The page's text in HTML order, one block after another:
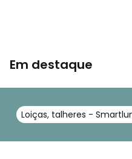
Em destaque
Loiças, talheres -